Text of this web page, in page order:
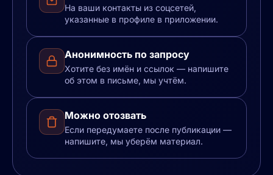
На ваши контакты из соцсетей,
указанные в профиле в приложении.
Анонимность по запросу
Хотите без имён и ссылок — напишите
об этом в письме, мы учтём.
Можно отозвать
Если передумаете после публикации —
напишите, мы уберём материал.